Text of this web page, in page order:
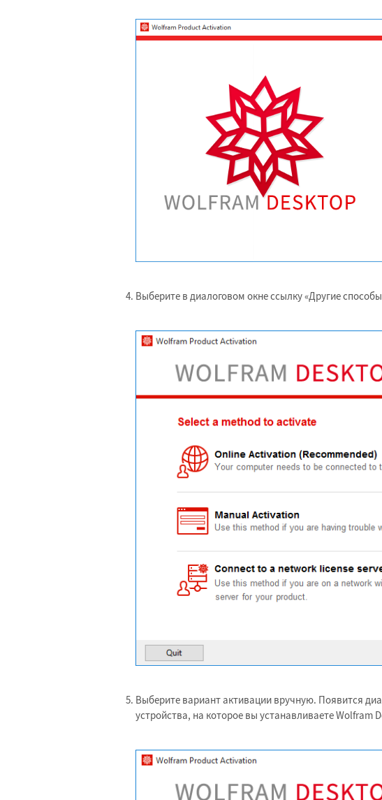
Выберите в диалоговом окне ссылку «Другие
Выберите вариант активации вручную. Появится
устройства, на которое вы устанавливаете Wolfram